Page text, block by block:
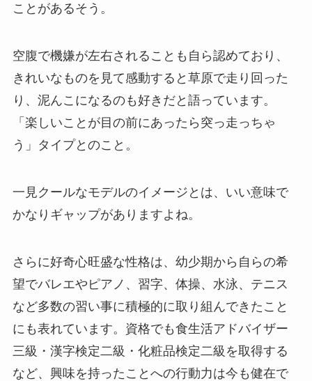
ことがあるそう。
空腹で機嫌が左右されることも自ら認めており、
きれいなものを見て感動すると草原で走り回った
り、泥んこになるのも好きだと語っています。
「楽しいことが目の前にあったら突っ走っちゃ
う」タイプとのこと。
一見クールなモデルのイメージとは、いい意味で
かなりギャップがありますよね。
さらに好奇心旺盛な性格は、幼少期から自らの希
望でバレエやピアノ、習字、体操、水泳、テニス
など多数の習い事に積極的に取り組んできたこと
にも表れています。資格でも食生活アドバイザー
三級・漢字検定二級・化粧品検定二級を取得する
など、興味を持ったことへの行動力は今も健在で